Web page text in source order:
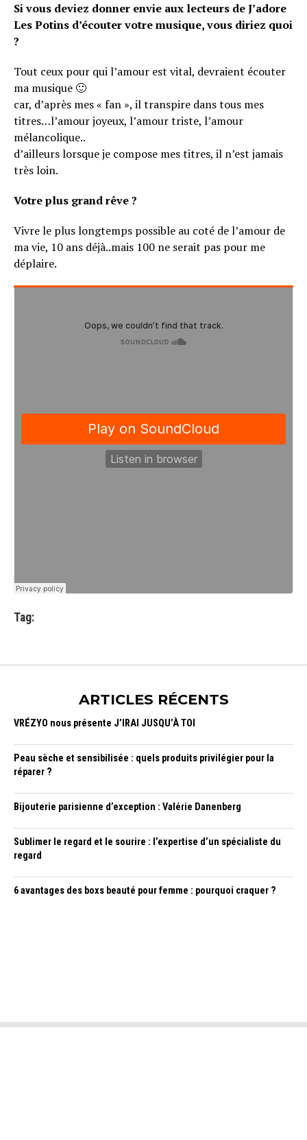
Si vous deviez donner envie aux lecteurs de J’adore
Les Potins d’écouter votre musique, vous diriez quoi
?
Tout ceux pour qui l’amour est vital, devraient écouter
ma musique 🙂
car, d’après mes « fan », il transpire dans tous mes
titres…l’amour joyeux, l’amour triste, l’amour
mélancolique..
d’ailleurs lorsque je compose mes titres, il n’est jamais
très loin.
Votre plus grand rêve ?
Vivre le plus longtemps possible au coté de l’amour de
ma vie, 10 ans déjà..mais 100 ne serait pas pour me
déplaire.
Tag:
ARTICLES RÉCENTS
VRÉZYO nous présente J’IRAI JUSQU’À TOI
Peau sèche et sensibilisée : quels produits privilégier pour la
réparer ?
Bijouterie parisienne d’exception : Valérie Danenberg
Sublimer le regard et le sourire : l’expertise d’un spécialiste du
regard
6 avantages des boxs beauté pour femme : pourquoi craquer ?